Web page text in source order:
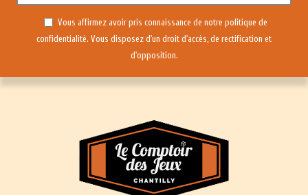
Vous affirmez avoir pris connaissance de notre politique de
confidentialité. Vous disposez d'un droit d'accès, de rectification et
d'opposition.